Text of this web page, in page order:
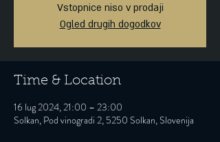
Vstopnice niso v prodaji
Ogled drugih dogodkov
Time & Location
16 lug 2024, 21:00 – 23:00
Solkan, Pod vinogradi 2, 5250 Solkan, Slovenija